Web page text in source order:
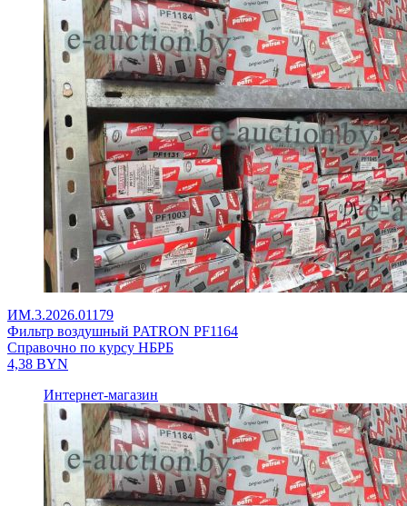
ИМ.3.2026.01179
Фильтр воздушный PATRON PF1164
Справочно по курсу НБРБ
4,38 BYN
Интернет-магазин